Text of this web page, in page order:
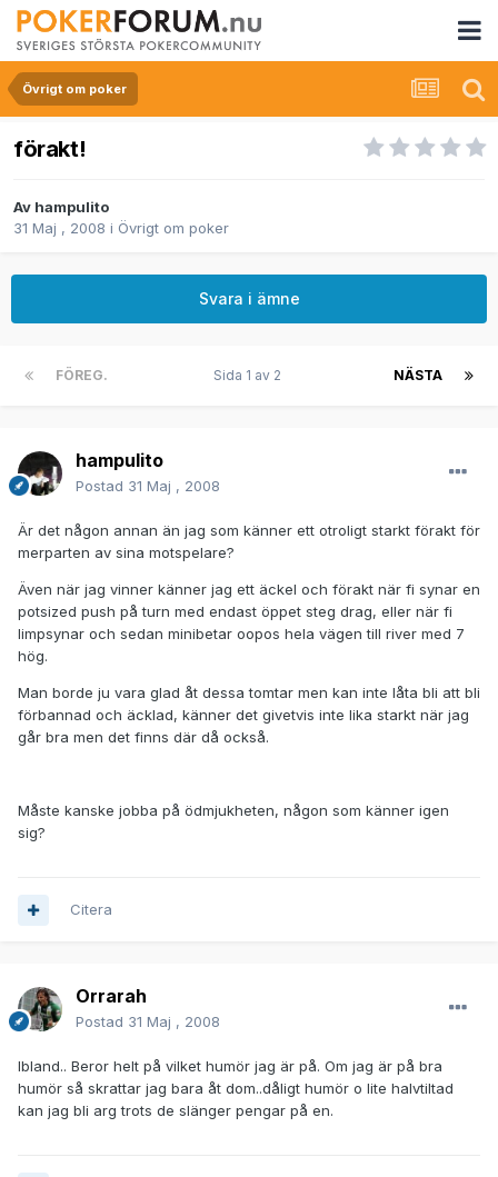
Övrigt om poker
förakt!
Av hampulito
31 Maj , 2008 i Övrigt om poker
Svara i ämne
FÖREG. NÄSTA
Sida 1 av 2
hampulito
Postad 31 Maj , 2008
Är det någon annan än jag som känner ett otroligt starkt förakt för
merparten av sina motspelare?
Även när jag vinner känner jag ett äckel och förakt när fi synar en
potsized push på turn med endast öppet steg drag, eller när fi
limpsynar och sedan minibetar oopos hela vägen till river med 7
hög.
Man borde ju vara glad åt dessa tomtar men kan inte låta bli att bli
förbannad och äcklad, känner det givetvis inte lika starkt när jag
går bra men det finns där då också.
Måste kanske jobba på ödmjukheten, någon som känner igen
sig?
Citera
Orrarah
Postad 31 Maj , 2008
Ibland.. Beror helt på vilket humör jag är på. Om jag är på bra
humör så skrattar jag bara åt dom..dåligt humör o lite halvtiltad
kan jag bli arg trots de slänger pengar på en.